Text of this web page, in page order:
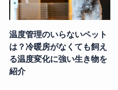
温度管理のいらないペット
は？冷暖房がなくても飼え
る温度変化に強い生き物を
紹介